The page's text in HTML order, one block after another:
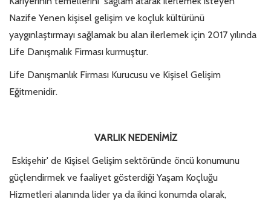
Nazife Yenen kişisel gelişim ve koçluk kültürünü
yaygınlaştırmayı sağlamak bu alan ilerlemek için 2017 yılında
Life Danışmalık Firması kurmuştur.
Life Danışmanlık Firması Kurucusu ve Kişisel Gelişim
Eğitmenidir.
VARLIK NEDENİMİZ
Eskişehir' de Kişisel Gelişim sektöründe öncü konumunu
güçlendirmek ve faaliyet gösterdiği Yaşam Koçluğu
Hizmetleri alanında lider ya da ikinci konumda olarak,